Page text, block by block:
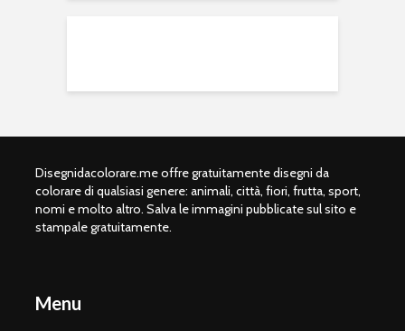
Disegnidacolorare.me offre gratuitamente disegni da
colorare di qualsiasi genere: animali, città, fiori, frutta, sport,
nomi e molto altro. Salva le immagini pubblicate sul sito e
stampale gratuitamente.
Menu